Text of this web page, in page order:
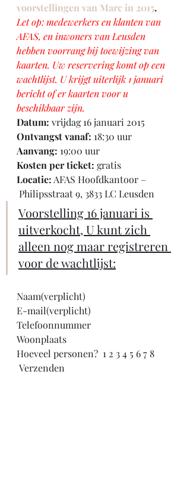
voorstellingen van Marc in 2015.
Let op: medewerkers en klanten van
AFAS, en inwoners van Leusden
hebben voorrang bij toewijzing van
kaarten. Uw reservering komt op een
wachtlijst. U krijgt uiterlijk 1 januari
bericht of er kaarten voor u
beschikbaar zijn.
Datum: vrijdag 16 januari 2015
Ontvangst vanaf: 18:30 uur
Aanvang: 19:00 uur
Kosten per ticket: gratis
Locatie: AFAS Hoofdkantoor –
Philipsstraat 9, 3833 LC Leusden
Voorstelling 16 januari is
uitverkocht, U kunt zich
alleen nog maar registreren
voor de wachtlijst:
Naam(verplicht)
E-mail(verplicht)
Telefoonnummer
Woonplaats
Hoeveel personen?  1 2 3 4 5 6 7 8
Verzenden